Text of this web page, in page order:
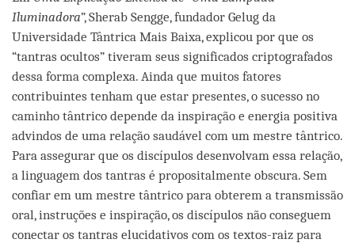
Iluminadora”, Sherab Sengge, fundador Gelug da
Universidade Tântrica Mais Baixa, explicou por que os
“tantras ocultos” tiveram seus significados criptografados
dessa forma complexa. Ainda que muitos fatores
contribuintes tenham que estar presentes, o sucesso no
caminho tântrico depende da inspiração e energia positiva
advindos de uma relação saudável com um mestre tântrico.
Para assegurar que os discípulos desenvolvam essa relação,
a linguagem dos tantras é propositalmente obscura. Sem
confiar em um mestre tântrico para obterem a transmissão
oral, instruções e inspiração, os discípulos não conseguem
conectar os tantras elucidativos com os textos-raiz para